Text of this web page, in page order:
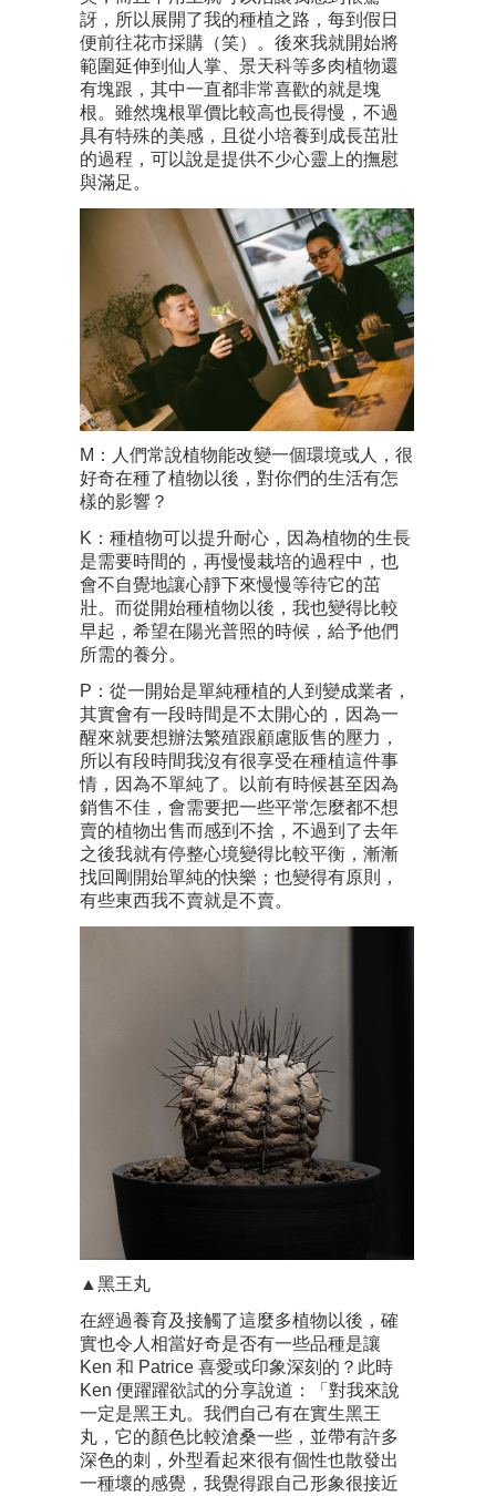
訝，所以展開了我的種植之路，每到假日
便前往花市採購（笑）。後來我就開始將
範圍延伸到仙人掌、景天科等多肉植物還
有塊跟，其中一直都非常喜歡的就是塊
根。雖然塊根單價比較高也長得慢，不過
具有特殊的美感，且從小培養到成長茁壯
的過程，可以說是提供不少心靈上的撫慰
與滿足。
M：人們常說植物能改變一個環境或人，很
好奇在種了植物以後，對你們的生活有怎
樣的影響？
K：種植物可以提升耐心，因為植物的生長
是需要時間的，再慢慢栽培的過程中，也
會不自覺地讓心靜下來慢慢等待它的茁
壯。而從開始種植物以後，我也變得比較
早起，希望在陽光普照的時候，給予他們
所需的養分。
P：從一開始是單純種植的人到變成業者，
其實會有一段時間是不太開心的，因為一
醒來就要想辦法繁殖跟顧慮販售的壓力，
所以有段時間我沒有很享受在種植這件事
情，因為不單純了。以前有時候甚至因為
銷售不佳，會需要把一些平常怎麼都不想
賣的植物出售而感到不捨，不過到了去年
之後我就有停整心境變得比較平衡，漸漸
找回剛開始單純的快樂；也變得有原則，
有些東西我不賣就是不賣。
▲黑王丸
在經過養育及接觸了這麼多植物以後，確
實也令人相當好奇是否有一些品種是讓
Ken 和 Patrice 喜愛或印象深刻的？此時
Ken 便躍躍欲試的分享說道：「對我來說
一定是黑王丸。我們自己有在實生黑王
丸，它的顏色比較滄桑一些，並帶有許多
深色的刺，外型看起來很有個性也散發出
一種壞的感覺，我覺得跟自己形象很接近